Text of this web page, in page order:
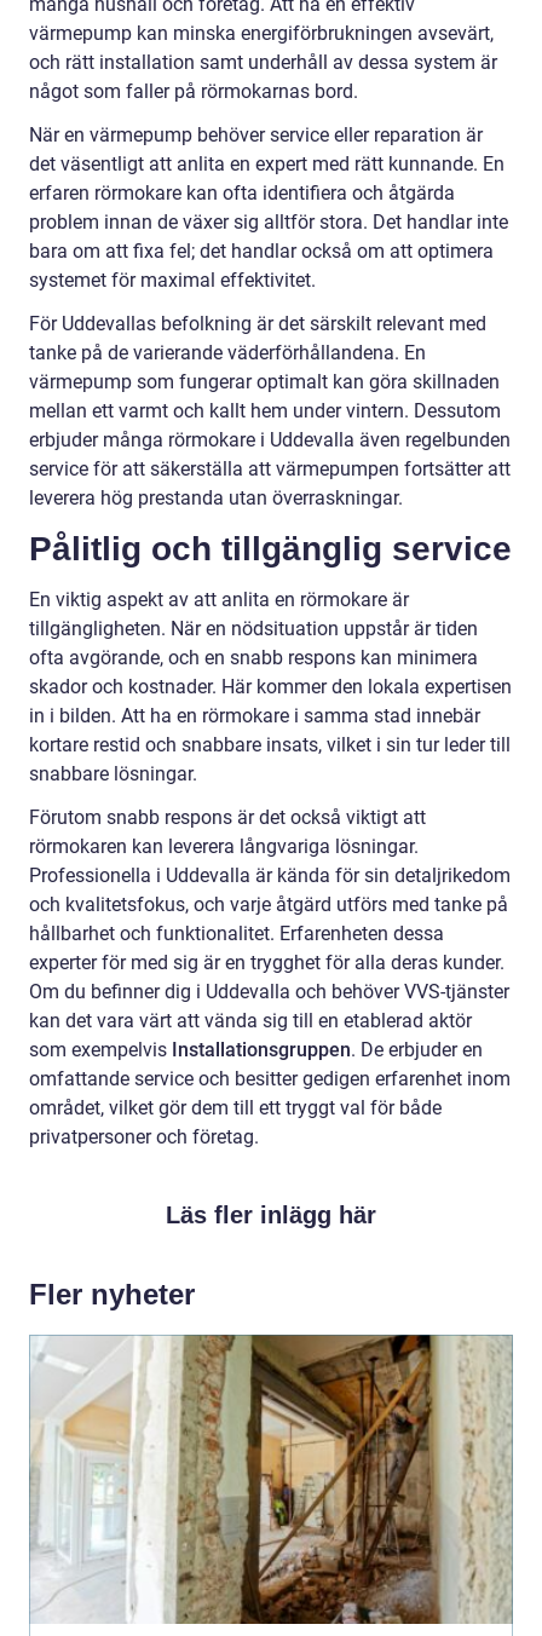
många hushåll och företag. Att ha en effektiv
värmepump kan minska energiförbrukningen avsevärt,
och rätt installation samt underhåll av dessa system är
något som faller på rörmokarnas bord.
När en värmepump behöver service eller reparation är
det väsentligt att anlita en expert med rätt kunnande. En
erfaren rörmokare kan ofta identifiera och åtgärda
problem innan de växer sig alltför stora. Det handlar inte
bara om att fixa fel; det handlar också om att optimera
systemet för maximal effektivitet.
För Uddevallas befolkning är det särskilt relevant med
tanke på de varierande väderförhållandena. En
värmepump som fungerar optimalt kan göra skillnaden
mellan ett varmt och kallt hem under vintern. Dessutom
erbjuder många rörmokare i Uddevalla även regelbunden
service för att säkerställa att värmepumpen fortsätter att
leverera hög prestanda utan överraskningar.
Pålitlig och tillgänglig service
En viktig aspekt av att anlita en rörmokare är
tillgängligheten. När en nödsituation uppstår är tiden
ofta avgörande, och en snabb respons kan minimera
skador och kostnader. Här kommer den lokala expertisen
in i bilden. Att ha en rörmokare i samma stad innebär
kortare restid och snabbare insats, vilket i sin tur leder till
snabbare lösningar.
Förutom snabb respons är det också viktigt att
rörmokaren kan leverera långvariga lösningar.
Professionella i Uddevalla är kända för sin detaljrikedom
och kvalitetsfokus, och varje åtgärd utförs med tanke på
hållbarhet och funktionalitet. Erfarenheten dessa
experter för med sig är en trygghet för alla deras kunder.
Om du befinner dig i Uddevalla och behöver VVS-tjänster
kan det vara värt att vända sig till en etablerad aktör
som exempelvis Installationsgruppen. De erbjuder en
omfattande service och besitter gedigen erfarenhet inom
området, vilket gör dem till ett tryggt val för både
privatpersoner och företag.
Läs fler inlägg här
Fler nyheter